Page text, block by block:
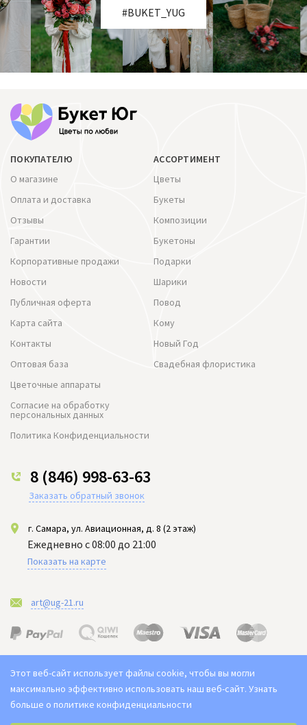
#BUKET_YUG
ПОКУПАТЕЛЮ
О магазине
Оплата и доставка
Отзывы
Гарантии
Корпоративные продажи
Новости
Публичная оферта
Карта сайта
Контакты
Оптовая база
Цветочные аппараты
Согласие на обработку
персональных данных
Политика Конфиденциальности
АССОРТИМЕНТ
Цветы
Букеты
Композиции
Букетоны
Подарки
Шарики
Повод
Кому
Новый Год
Свадебная флористика
8 (846) 998-63-63
Заказать обратный звонок
г. Самара, ул. Авиационная, д. 8 (2 этаж)
Ежедневно с 08:00 до 21:00
Показать на карте
art@ug-21.ru
2021-2026 © "Юг арт" Доставка цветов в Самаре. Букет ЮГ
Этот веб-сайт использует файлы cookie, чтобы вы могли
максимально эффективно использовать наш веб-сайт. Узнать
больше о политике конфиденциальности
Выберите настройки cookie